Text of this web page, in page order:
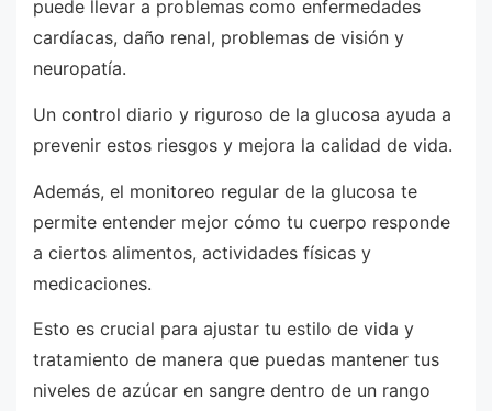
puede llevar a problemas como enfermedades
cardíacas, daño renal, problemas de visión y
neuropatía.
Un control diario y riguroso de la glucosa ayuda a
prevenir estos riesgos y mejora la calidad de vida.
Además, el monitoreo regular de la glucosa te
permite entender mejor cómo tu cuerpo responde
a ciertos alimentos, actividades físicas y
medicaciones.
Esto es crucial para ajustar tu estilo de vida y
tratamiento de manera que puedas mantener tus
niveles de azúcar en sangre dentro de un rango